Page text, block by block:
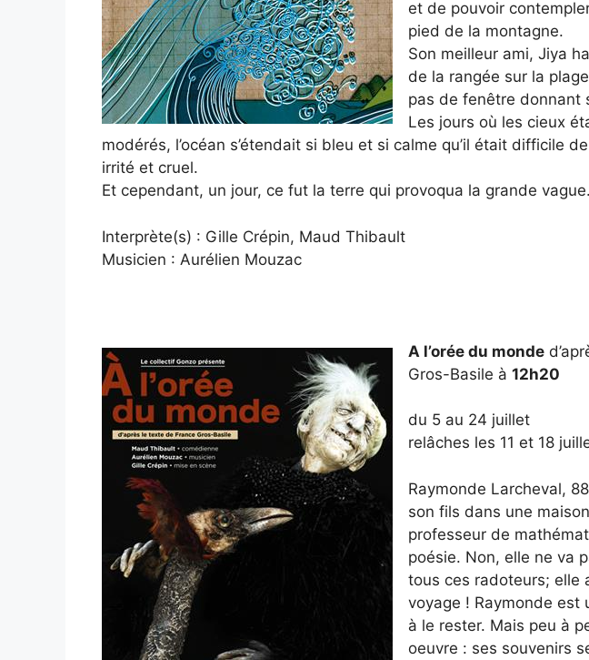
et de pouvoir
pied de la montagne.
Son meilleur ami, Jiya
de la rangée sur la
pas de fenêtre donnant
Les jours où les cieux
modérés, l’océan s’étendait si bleu et si calme qu’il était difficile
irrité et cruel.
Et cependant, un jour, ce fut la terre qui provoqua la grande vague.
Interprète(s) : Gille Crépin, Maud Thibault
Musicien : Aurélien Mouzac
A l’orée du monde
Gros-Basile à 12h20
du 5 au 24 juillet
relâches les 11 et 18
Raymonde Larcheval,
son fils dans une
professeur de
poésie. Non, elle ne va
tous ces radoteurs; elle
voyage ! Raymonde est
à le rester. Mais peu à
oeuvre : ses souvenirs